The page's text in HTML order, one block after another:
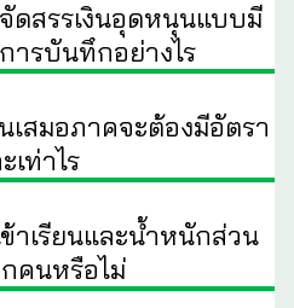
ดสรรเงินอุดหนุนแบบมี
ารบันทึกอย่างไร
เสมอภาคจะต้องมีอัตรา
เท่าไร
าเรียนและน้ำหนักส่วน
คนหรือไม่